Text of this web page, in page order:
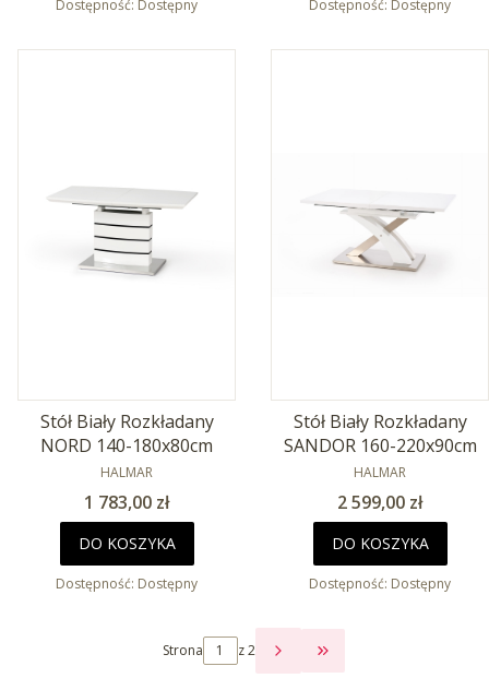
Dostępność: Dostępny Dostępność: Dostępny
Stół Biały Rozkładany
NORD 140-180x80cm
PRODUCENT
HALMAR
Cena
1 783,00 zł
DO KOSZYKA
Dostępność: Dostępny
Stół Biały Rozkładany
SANDOR 160-220x90cm
PRODUCENT
HALMAR
Cena
2 599,00 zł
DO KOSZYKA
Dostępność: Dostępny
Strona z 2
PRZEJDŹ DO